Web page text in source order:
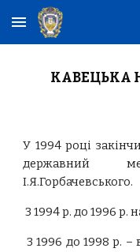
Skip to main content
КАВЕЦЬКА
У 1994 році
державний
І.Я.Горбачевського.
З 1994 р. до 1996 р.
З 1996 до 1998 р. –